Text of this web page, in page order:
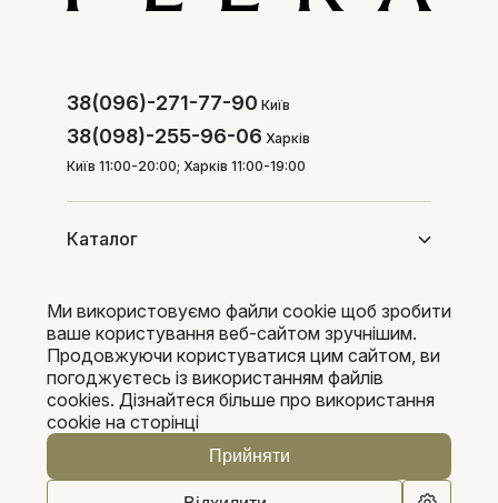
38(096)-271-77-90 Київ
38(098)-255-96-06 Харків
Київ 11:00-20:00; Харків 11:00-19:00
Каталог
Покупцям
Pleka 2016-2026
Ми використовуємо файли cookie щоб зробити
ваше користування веб-сайтом зручнішим.
Продовжуючи користуватися цим сайтом, ви
погоджуєтесь із використанням файлів
cookies. Дізнайтеся більше про використання
cookie на сторінці
Прийняти